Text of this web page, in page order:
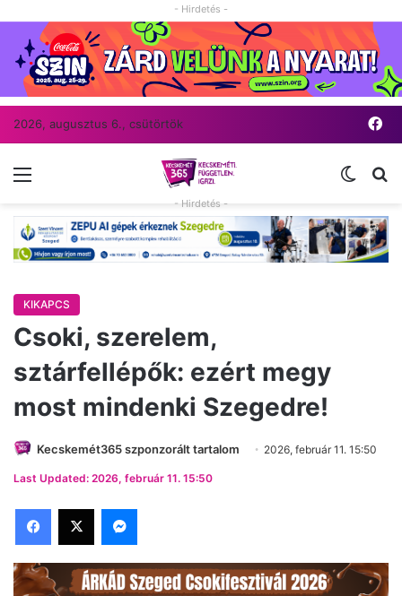
- Hirdetés -
2026, augusztus 6., csütörtök
Menü
- Hirdetés -
KIKAPCS
Csoki, szerelem,
sztárfellépők: ezért megy
most mindenki Szegedre!
Kecskemét365 szponzorált tartalom 2026, február 11. 15:50
Last Updated: 2026, február 11. 15:50
Facebook
X Messenger